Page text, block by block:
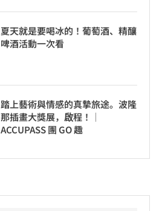
夏天就是要喝冰的！葡萄酒、精釀
啤酒活動一次看
踏上藝術與情感的真摯旅途。波隆
那插畫大獎展，啟程！│
ACCUPASS 團 GO 趣